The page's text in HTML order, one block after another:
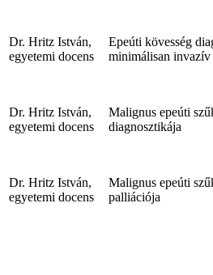
Dr. Hritz István,
egyetemi docens
Epeúti kövesség
minimálisan invazív
Dr. Hritz István,
egyetemi docens
Malignus epeúti
diagnosztikája
Dr. Hritz István,
egyetemi docens
Malignus epeúti
palliációja